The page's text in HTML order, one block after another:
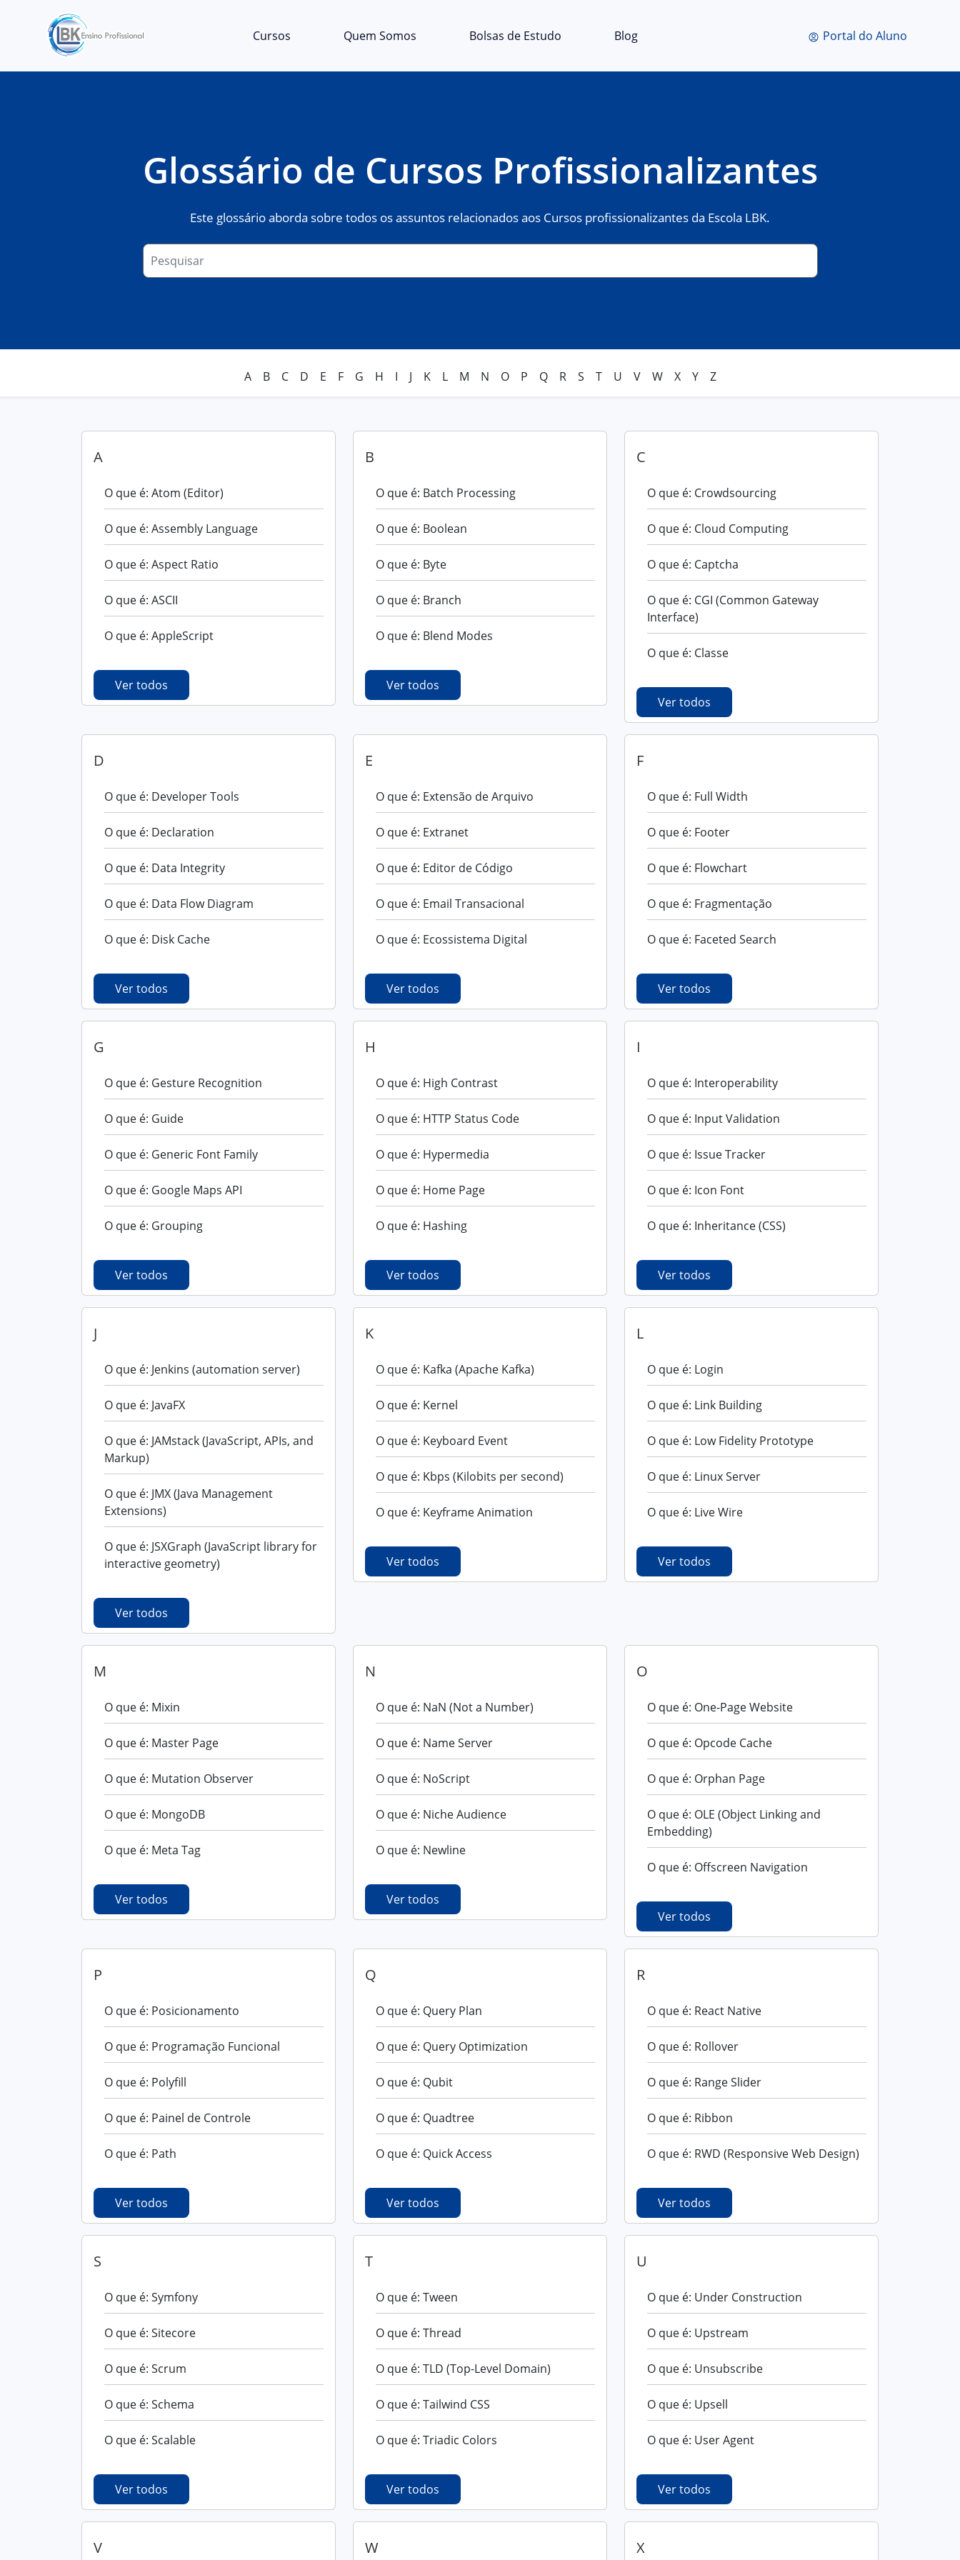
Cursos Quem Somos Bolsas de Estudo Blog Portal do Aluno
Glossário de Cursos Profissionalizantes
Este glossário aborda sobre todos os assuntos relacionados aos Cursos profissionalizantes da Escola LBK.
A B C D E F G H I J K L M N O P Q R S T U V W X Y Z
A
O que é: Atom (Editor)
O que é: Assembly Language
O que é: Aspect Ratio
O que é: ASCII
O que é: AppleScript
Ver todos
B
O que é: Batch Processing
O que é: Boolean
O que é: Byte
O que é: Branch
O que é: Blend Modes
Ver todos
C
O que é: Crowdsourcing
O que é: Cloud Computing
O que é: Captcha
O que é: CGI (Common Gateway
Interface)
O que é: Classe
Ver todos
D
O que é: Developer Tools
O que é: Declaration
O que é: Data Integrity
O que é: Data Flow Diagram
O que é: Disk Cache
Ver todos
E
O que é: Extensão de Arquivo
O que é: Extranet
O que é: Editor de Código
O que é: Email Transacional
O que é: Ecossistema Digital
Ver todos
F
O que é: Full Width
O que é: Footer
O que é: Flowchart
O que é: Fragmentação
O que é: Faceted Search
Ver todos
G
O que é: Gesture Recognition
O que é: Guide
O que é: Generic Font Family
O que é: Google Maps API
O que é: Grouping
Ver todos
H
O que é: High Contrast
O que é: HTTP Status Code
O que é: Hypermedia
O que é: Home Page
O que é: Hashing
Ver todos
I
O que é: Interoperability
O que é: Input Validation
O que é: Issue Tracker
O que é: Icon Font
O que é: Inheritance (CSS)
Ver todos
J
O que é: Jenkins (automation server)
O que é: JavaFX
O que é: JAMstack (JavaScript, APIs, and
Markup)
O que é: JMX (Java Management
Extensions)
O que é: JSXGraph (JavaScript library for
interactive geometry)
Ver todos
K
O que é: Kafka (Apache Kafka)
O que é: Kernel
O que é: Keyboard Event
O que é: Kbps (Kilobits per second)
O que é: Keyframe Animation
Ver todos
L
O que é: Login
O que é: Link Building
O que é: Low Fidelity Prototype
O que é: Linux Server
O que é: Live Wire
Ver todos
M
O que é: Mixin
O que é: Master Page
O que é: Mutation Observer
O que é: MongoDB
O que é: Meta Tag
Ver todos
N
O que é: NaN (Not a Number)
O que é: Name Server
O que é: NoScript
O que é: Niche Audience
O que é: Newline
Ver todos
O
O que é: One-Page Website
O que é: Opcode Cache
O que é: Orphan Page
O que é: OLE (Object Linking and
Embedding)
O que é: Offscreen Navigation
Ver todos
P
O que é: Posicionamento
O que é: Programação Funcional
O que é: Polyfill
O que é: Painel de Controle
O que é: Path
Ver todos
Q
O que é: Query Plan
O que é: Query Optimization
O que é: Qubit
O que é: Quadtree
O que é: Quick Access
Ver todos
R
O que é: React Native
O que é: Rollover
O que é: Range Slider
O que é: Ribbon
O que é: RWD (Responsive Web Design)
Ver todos
S
O que é: Symfony
O que é: Sitecore
O que é: Scrum
O que é: Schema
O que é: Scalable
Ver todos
T
O que é: Tween
O que é: Thread
O que é: TLD (Top-Level Domain)
O que é: Tailwind CSS
O que é: Triadic Colors
Ver todos
U
O que é: Under Construction
O que é: Upstream
O que é: Unsubscribe
O que é: Upsell
O que é: User Agent
Ver todos
V W X